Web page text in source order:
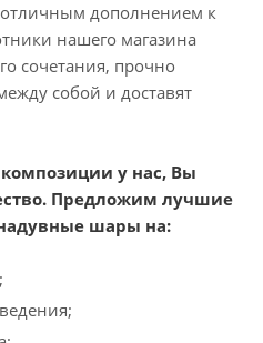
дополнением к
нашего магазина
сочетания, прочно
собой и доставят
у нас, Вы
Предложим лучшие
шары на: